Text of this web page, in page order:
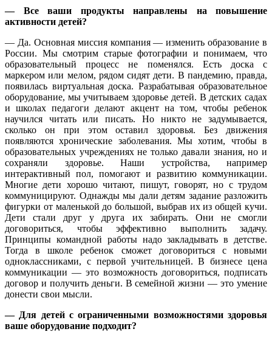
— Все ваши продукты направлены на повышение
активности детей?
— Да. Основная миссия компания — изменить образование в
России. Мы смотрим старые фотографии и понимаем, что
образовательный процесс не поменялся. Есть доска с
маркером или мелом, рядом сидят дети. В пандемию, правда,
появилась виртуальная доска. Разрабатывая образовательное
оборудование, мы учитываем здоровье детей. В детских садах
и школах педагоги делают акцент на том, чтобы ребенок
научился читать или писать. Но никто не задумывается,
сколько он при этом оставил здоровья. Без движения
появляются хронические заболевания. Мы хотим, чтобы в
образовательных учреждениях не только давали знания, но и
сохраняли здоровье. Наши устройства, например
интерактивный пол, помогают и развитию коммуникации.
Многие дети хорошо читают, пишут, говорят, но с трудом
коммуницируют. Однажды мы дали детям задание разложить
фигурки от маленькой до большой, выбрав их из общей кучи.
Дети стали друг у друга их забирать. Они не смогли
договориться, чтобы эффективно выполнить задачу.
Принципы командной работы надо закладывать в детстве.
Тогда в школе ребенок сможет договориться с новыми
одноклассниками, с первой учительницей. В бизнесе цена
коммуникации — это возможность договориться, подписать
договор и получить деньги. В семейной жизни — это умение
донести свои мысли.
— Для детей с ограниченными возможностями здоровья
ваше оборудование подходит?